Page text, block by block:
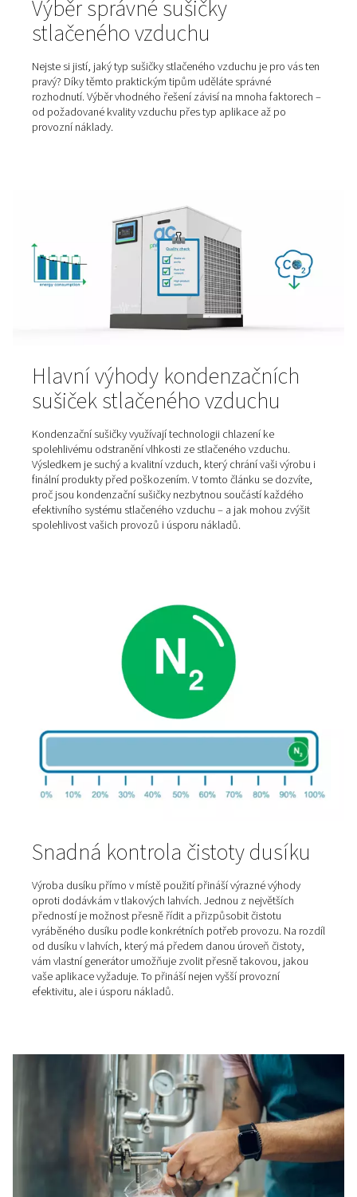
Výběr správného
plynu pro řezání laserem:
Při řezání laserem a dalších průmyslových procesech
pomocného plynu rozhodující pro dosažení
výsledků. Dusík a kyslík se běžně používají jako
z nichž každý má své vlastní jedinečné vlastnosti a
Pochopení charakteristik obou plynů vám pomůže
informované rozhodnutí, které zajistí přesnost,
hospodárnost vašeho provozu.
Výhody selektivního pájení
dusíkem
Selektivní pájení dusíkem je důležitým procesem při
Výběr správné sušičky
stlačeného vzduchu